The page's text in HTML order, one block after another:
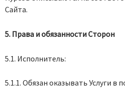
Сайта.
5. Права и обязанности Сторон
5.1. Исполнитель:
5.1.1. Обязан оказывать Услуги в